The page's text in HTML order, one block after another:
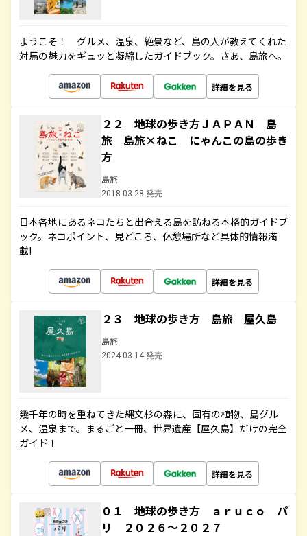
ようこそ！ グルメ、温泉、絶景など、島の人が教えてくれた
対馬の魅力をギュッと凝縮したガイドブック。さあ、島旅へ。
詳細を見る
２２ 地球の歩き方ＪＡＰＡＮ 島
旅 島旅×ねこ にゃんこの島の歩き
方
島旅
2018.03.28 発売
日本各地にあるネコたちと出合える島を訪ねる本格的ガイドブ
ック。ネコポイント、見どころ、休憩場所など具体的情報満
載!
詳細を見る
２３ 地球の歩き方 島旅 屋久島
島旅
2024.03.14 発売
幾千年の時を重ねてきた縄文杉の森に、固有の植物、島グル
メ、温泉まで。まるごと一冊、世界遺産【屋久島】だけの完全
ガイド！
詳細を見る
０１ 地球の歩き方 ａｒｕｃｏ パ
リ ２０２６～２０２７